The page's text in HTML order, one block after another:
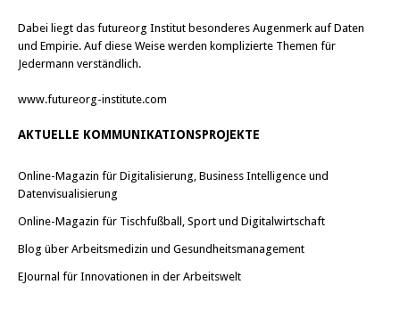
Dabei liegt das futureorg Institut besonderes Augenmerk auf Daten
und Empirie. Auf diese Weise werden komplizierte Themen für
Jedermann verständlich.
www.futureorg-institute.com
AKTUELLE KOMMUNIKATIONSPROJEKTE
Online-Magazin für Digitalisierung, Business Intelligence und
Datenvisualisierung
Online-Magazin für Tischfußball, Sport und Digitalwirtschaft
Blog über Arbeitsmedizin und Gesundheitsmanagement
EJournal für Innovationen in der Arbeitswelt